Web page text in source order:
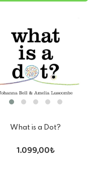
What is a Dot?
1.099,00₺